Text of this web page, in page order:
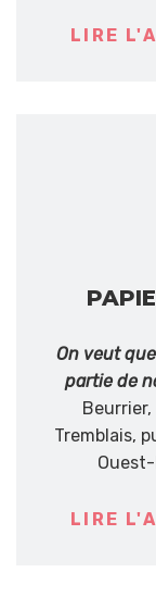
LIRE
On veut
partie de
Tremblais,
LIRE